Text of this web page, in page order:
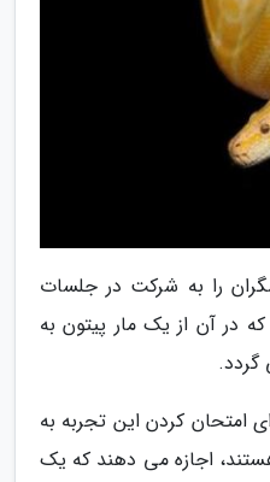
را به شرکت در جلسات
در آن از یک مار پیتون به
گردد.
امتحان کردن این تجربه به
اجازه می دهند که یک